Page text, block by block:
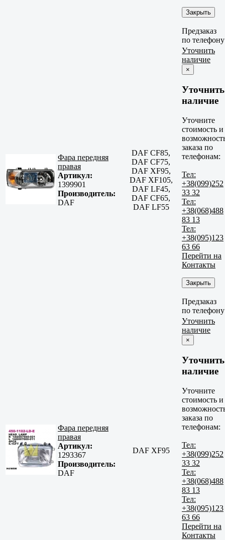
Закрыть
Предзаказ
по телефону
Фара передняя
правая
Артикул:
1399901
Производитель:
DAF
DAF CF85,
DAF CF75,
DAF XF95,
DAF XF105,
DAF LF45,
DAF CF65,
DAF LF55
Уточнить
наличие
×
Уточнить
наличие
Уточните
стоимость и
заказа по
телефонам:
Тел:
+38(099)252
33 32
Тел:
+38(068)488
83 13
Тел:
+38(095)123
63 66
Перейти на
Контакты
Закрыть
Предзаказ
по телефону
Фара передняя
правая
Артикул:
1293367
Производитель:
DAF
DAF XF95
Уточнить
наличие
×
Уточнить
наличие
Уточните
стоимость и
заказа по
телефонам:
Тел:
+38(099)252
33 32
Тел:
+38(068)488
83 13
Тел:
+38(095)123
63 66
Перейти на
Контакты